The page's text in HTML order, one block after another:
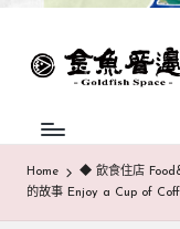
蘭
巷
弄
|
城
中
介
組
Home ◆ 飲食住店
的故事 Enjoy a Cup of